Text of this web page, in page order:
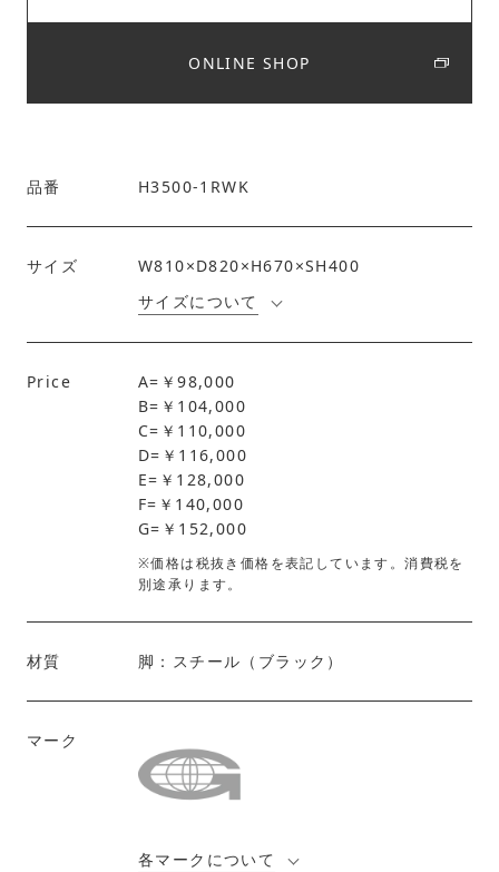
ONLINE SHOP
品番 H3500-1RWK
サイズ
W810×D820×H670×SH400
サイズについて
Price
A=￥98,000
B=￥104,000
C=￥110,000
D=￥116,000
E=￥128,000
F=￥140,000
G=￥152,000
※価格は税抜き価格を表記しています。消費税を
別途承ります。
材質 脚：スチール（ブラック）
マーク
各マークについて